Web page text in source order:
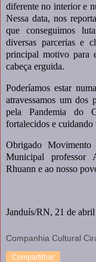
diferente no interior e
Nessa data, nos
que conseguimos
diversas parcerias e
principal motivo para
cabeça erguida.
Poderíamos estar
atravessamos um dos
pela Pandemia do
fortalecidos e cuidando
Obrigado
Municipal professor
Rhuann e ao nosso
Janduís/RN, 21 de
Companhia Cultural
Compartilhar